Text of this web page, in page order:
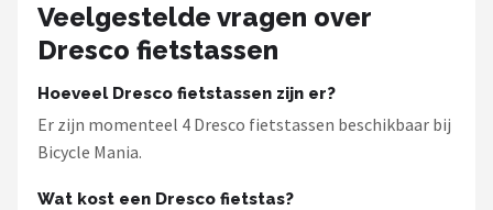
Veelgestelde vragen over
Dresco fietstassen
Hoeveel Dresco fietstassen zijn er?
Er zijn momenteel 4 Dresco fietstassen beschikbaar bij
Bicycle Mania.
Wat kost een Dresco fietstas?